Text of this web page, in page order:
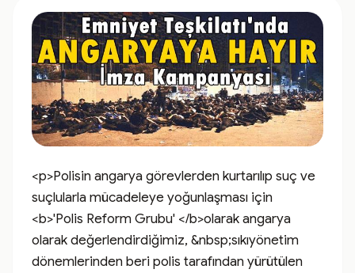
<p>Polisin angarya görevlerden kurtarılıp suç ve
suçlularla mücadeleye yoğunlaşması için
<b>'Polis Reform Grubu' </b>olarak angarya
olarak değerlendirdiğimiz, &nbsp;sıkıyönetim
dönemlerinden beri polis tarafından yürütülen